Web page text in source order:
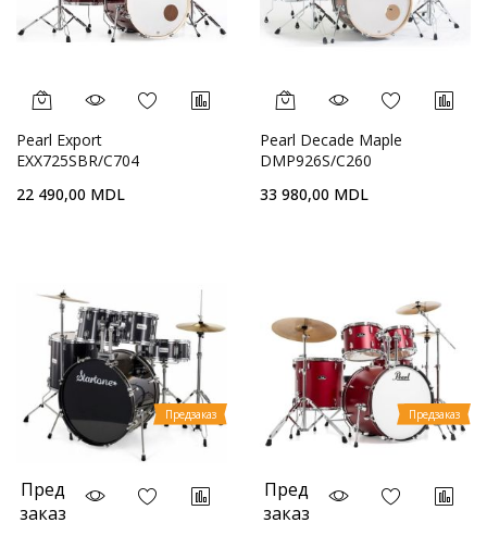
Pearl Export
EXX725SBR/C704
22 490,00 MDL
Pearl Decade Maple
DMP926S/C260
33 980,00 MDL
Предзаказ
Пред
заказ
Предзаказ
Пред
заказ